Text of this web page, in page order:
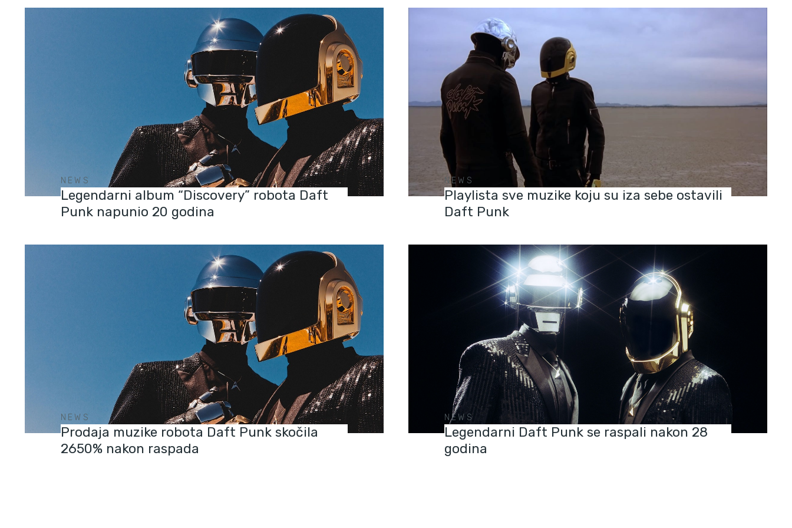
NEWS
Legendarni album “Discovery” robota Daft
Punk napunio 20 godina
NEWS
Playlista sve muzike koju su iza sebe ostavili
Daft Punk
NEWS
Prodaja muzike robota Daft Punk skočila
2650% nakon raspada
NEWS
Legendarni Daft Punk se raspali nakon 28
godina